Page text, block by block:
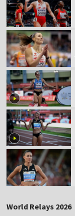
World Relays 2026